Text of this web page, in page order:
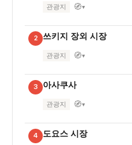
관광지 🧭▾
2 쓰키지 장외 시장
관광지 🧭▾
3 아사쿠사
관광지 🧭▾
4 도요스 시장